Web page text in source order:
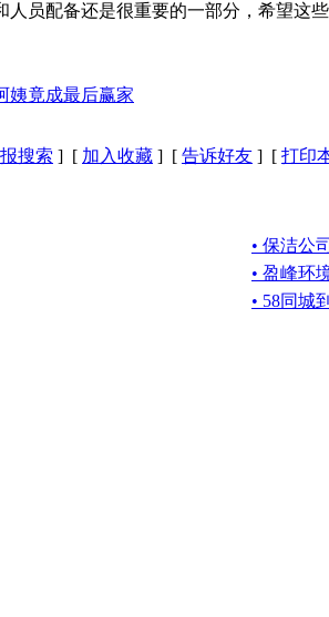
员配备还是很重要的一部分，希望这些
姨竟成最后赢家
搜索 ] [ 加入收藏 ] [ 告诉好友 ] [ 打印
• 保洁公
• 盈峰环
• 58同城